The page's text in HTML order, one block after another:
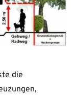
die